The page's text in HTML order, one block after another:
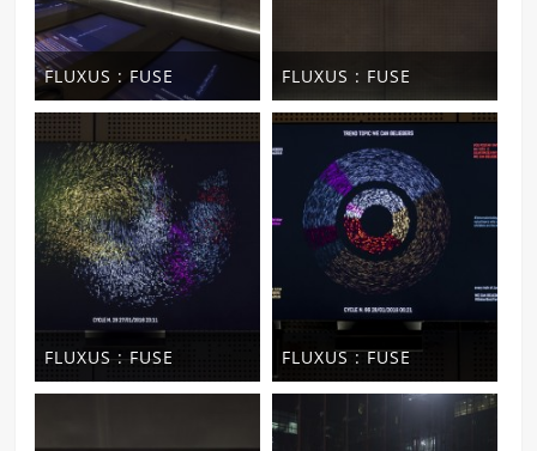
FLUXUS : FUSE FLUXUS : FUSE
FLUXUS : FUSE FLUXUS : FUSE